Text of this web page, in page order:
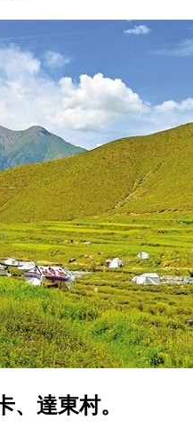
、達東村。